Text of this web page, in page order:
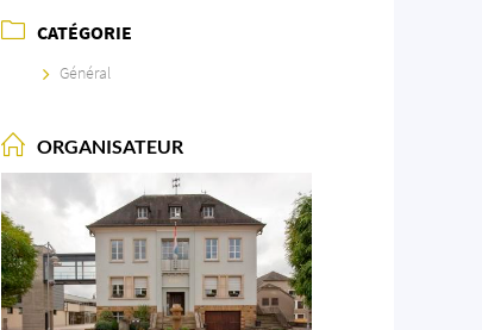
CATÉGORIE
Général
ORGANISATEUR